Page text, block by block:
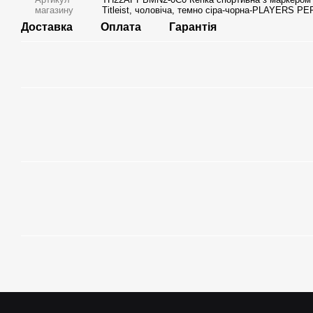
магазину
Titleist, чоловіча, темно сіра-чорна-PLAYERS
Доставка Оплата Гарантія